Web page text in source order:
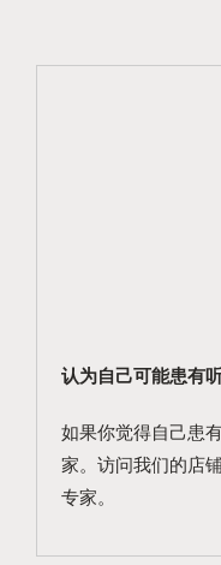
认为自己可能患有
如果你觉得自己患
家。访问我们的店
专家。